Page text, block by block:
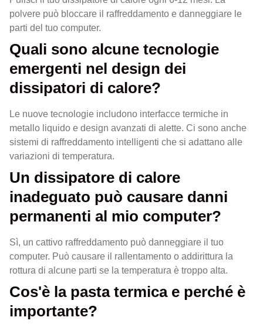
polvere può bloccare il raffreddamento e danneggiare le
parti del tuo computer.
Quali sono alcune tecnologie
emergenti nel design dei
dissipatori di calore?
Le nuove tecnologie includono interfacce termiche in
metallo liquido e design avanzati di alette. Ci sono anche
sistemi di raffreddamento intelligenti che si adattano alle
variazioni di temperatura.
Un dissipatore di calore
inadeguato può causare danni
permanenti al mio computer?
Sì, un cattivo raffreddamento può danneggiare il tuo
computer. Può causare il rallentamento o addirittura la
rottura di alcune parti se la temperatura è troppo alta.
Cos'è la pasta termica e perché è
importante?